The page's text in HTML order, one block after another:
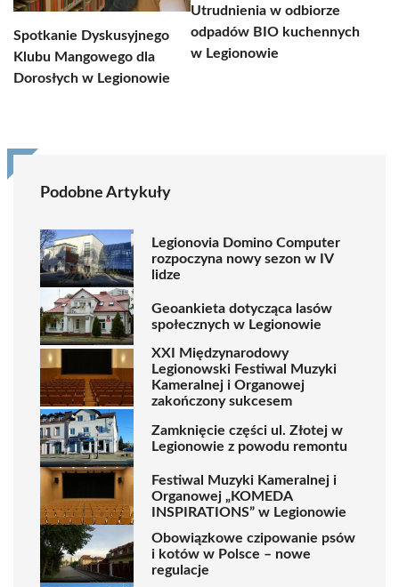
Spotkanie Dyskusyjnego
Klubu Mangowego dla
Dorosłych w Legionowie
Utrudnienia w odbiorze
odpadów BIO kuchennych
w Legionowie
Podobne Artykuły
Legionovia Domino Computer
rozpoczyna nowy sezon w IV
lidze
Geoankieta dotycząca lasów
społecznych w Legionowie
XXI Międzynarodowy
Legionowski Festiwal Muzyki
Kameralnej i Organowej
zakończony sukcesem
Zamknięcie części ul. Złotej w
Legionowie z powodu remontu
Festiwal Muzyki Kameralnej i
Organowej „KOMEDA
INSPIRATIONS” w Legionowie
Obowiązkowe czipowanie psów
i kotów w Polsce – nowe
regulacje